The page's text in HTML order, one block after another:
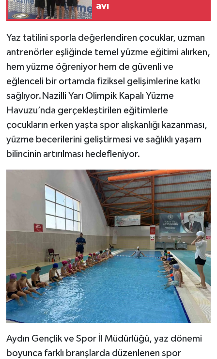
avı
Yaz tatilini sporla değerlendiren çocuklar, uzman
antrenörler eşliğinde temel yüzme eğitimi alırken,
hem yüzme öğreniyor hem de güvenli ve
eğlenceli bir ortamda fiziksel gelişimlerine katkı
sağlıyor.Nazilli Yarı Olimpik Kapalı Yüzme
Havuzu’nda gerçekleştirilen eğitimlerle
çocukların erken yaşta spor alışkanlığı kazanması,
yüzme becerilerini geliştirmesi ve sağlıklı yaşam
bilincinin artırılması hedefleniyor.
Aydın Gençlik ve Spor İl Müdürlüğü, yaz dönemi
boyunca farklı branşlarda düzenlenen spor